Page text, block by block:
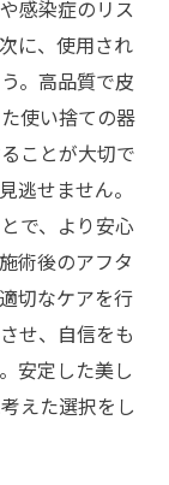
感染症のリス
に、使用され
。高品質で皮
使い捨ての器
ことが大切で
逃せません。
で、より安心
術後のアフタ
切なケアを行
せ、自信をも
安定した美し
えた選択をし